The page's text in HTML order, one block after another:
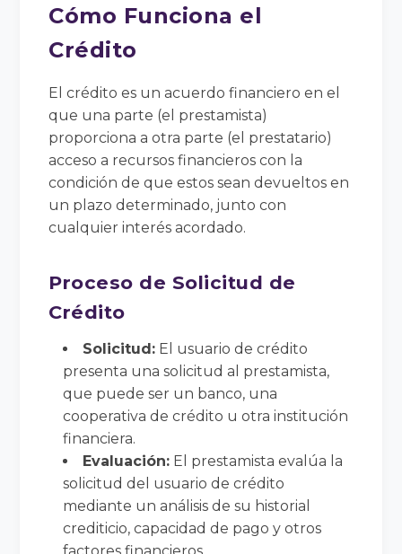
Cómo Funciona el
Crédito
El crédito es un acuerdo financiero en el
que una parte (el prestamista)
proporciona a otra parte (el prestatario)
acceso a recursos financieros con la
condición de que estos sean devueltos en
un plazo determinado, junto con
cualquier interés acordado.
Proceso de Solicitud de
Crédito
Solicitud: El usuario de crédito
presenta una solicitud al prestamista,
que puede ser un banco, una
cooperativa de crédito u otra institución
financiera.
Evaluación: El prestamista evalúa la
solicitud del usuario de crédito
mediante un análisis de su historial
crediticio, capacidad de pago y otros